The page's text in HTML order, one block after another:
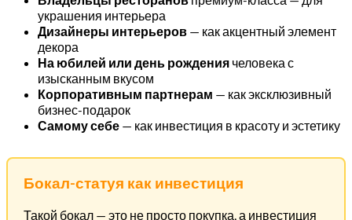
украшения интерьера
Дизайнеры интерьеров — как акцентный элемент
декора
На юбилей или день рождения человека с
изысканным вкусом
Корпоративным партнерам — как эксклюзивный
бизнес-подарок
Самому себе — как инвестиция в красоту и эстетику
Бокал-статуя как инвестиция
Такой бокал — это не просто покупка, а инвестиция